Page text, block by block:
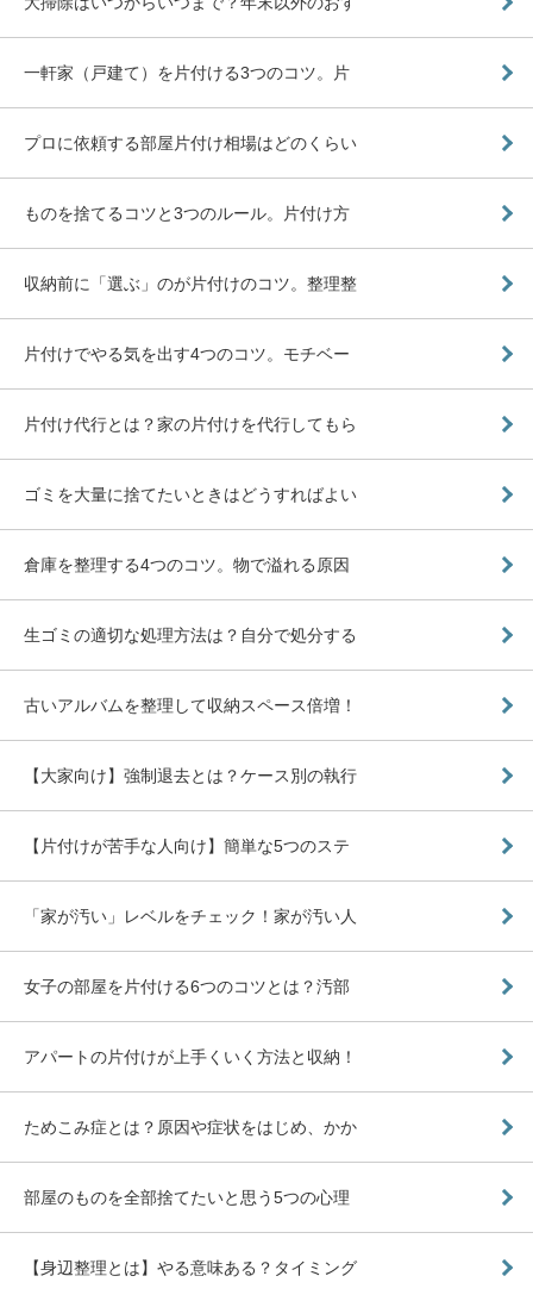
一軒家（戸建て）を片付ける3つのコツ。片
プロに依頼する部屋片付け相場はどのくらい
ものを捨てるコツと3つのルール。片付け方
収納前に「選ぶ」のが片付けのコツ。整理整
片付けでやる気を出す4つのコツ。モチベー
片付け代行とは？家の片付けを代行してもら
ゴミを大量に捨てたいときはどうすればよい
倉庫を整理する4つのコツ。物で溢れる原因
生ゴミの適切な処理方法は？自分で処分する
古いアルバムを整理して収納スペース倍増！
【大家向け】強制退去とは？ケース別の執行
【片付けが苦手な人向け】簡単な5つのステ
「家が汚い」レベルをチェック！家が汚い人
女子の部屋を片付ける6つのコツとは？汚部
アパートの片付けが上手くいく方法と収納！
ためこみ症とは？原因や症状をはじめ、かか
部屋のものを全部捨てたいと思う5つの心理
【身辺整理とは】やる意味ある？タイミング